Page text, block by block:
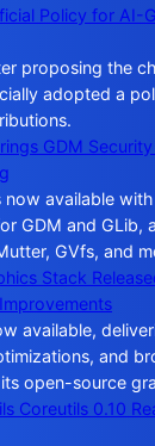
Policy for AI-
proposing the
adopted a
GDM
now available
GDM and GLib,
GVfs, and
Stack
available,
and
open-source
Coreutils 0.10